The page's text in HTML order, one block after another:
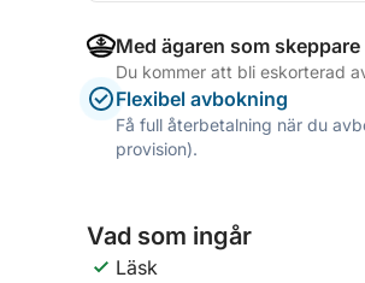
Med ägaren som skeppare
Du kommer att bli eskorterad
Flexibel avbokning
Få full återbetalning när du
provision).
Vad som ingår
Läsk